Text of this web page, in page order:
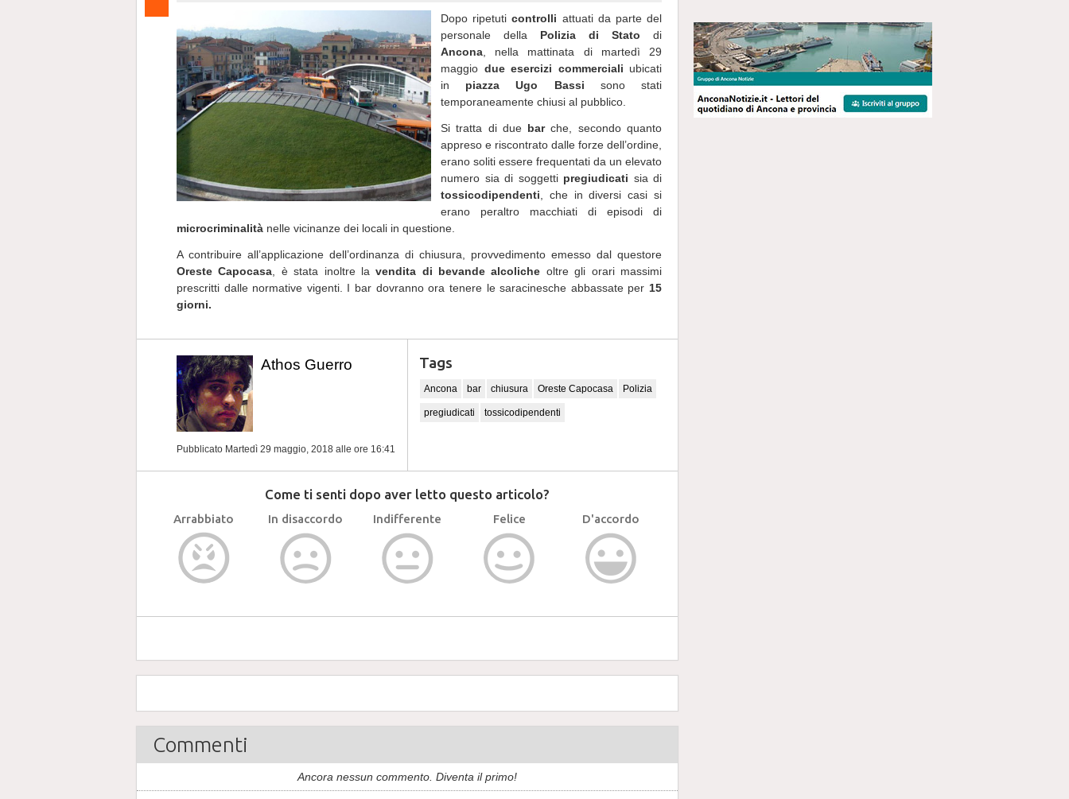
Dopo ripetuticontrolli attuati da parte del
personale della Polizia di Stato di
Ancona , nella mattinata di martedì 29
maggio due esercizi commerciali ubicati
in piazza Ugo Bassi sono stati
temporaneamente chiusi al pubblico.
Si tratta di due barche, secondo quanto
appreso e riscontrato dalle forze dell’ordine,
erano soliti essere frequentati da un elevato
numero sia di soggetti pregiudicati sia di
tossicodipendenti , che in diversi casi si
erano peraltro macchiati di episodi di
microcriminalità nelle vicinanze dei locali in questione.
A contribuire all’applicazione dell’ordinanza di chiusura, provvedimento emesso dal questore
Oreste Capocasa , è stata inoltre lavendita di bevande alcoliche oltre gli orari massimi
prescritti dalle normative vigenti. I bar dovranno ora tenere le saracinesche abbassate per 15
giorni.
Athos Guerro
Pubblicato Martedì 29 maggio, 2018 alle ore 16:41
Tags
Ancona bar chiusura Oreste Capocasa Polizia
pregiudicati tossicodipendenti
Come ti senti dopo aver letto questo articolo?
Arrabbiato In disaccordo Indifferente Felice D'accordo
Commenti
Ancora nessun commento. Diventa il primo!